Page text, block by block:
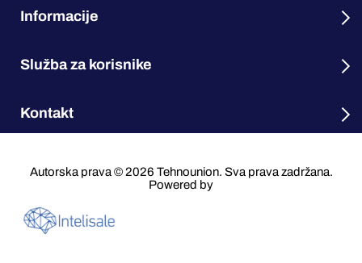
Informacije
Služba za korisnike
Kontakt
Autorska prava © 2026 Tehnounion. Sva prava zadržana.
Powered by